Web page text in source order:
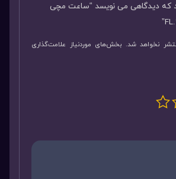
که دیدگاهی می نویسد “ساعت مچی
نخواهد شد. بخش‌های موردنیاز علامت‌گذاری